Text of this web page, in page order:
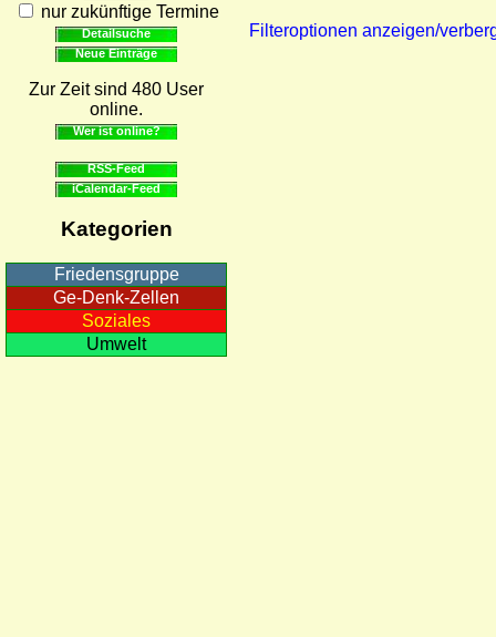
nur zukünftige Termine
Detailsuche
Neue Einträge
Zur Zeit sind 480 User
online.
Wer ist online?
RSS-Feed
iCalendar-Feed
Kategorien
Friedensgruppe
Ge-Denk-Zellen
Soziales
Umwelt
Filteroptionen anzeigen/